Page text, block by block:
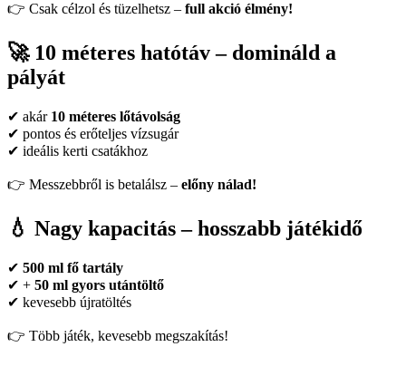
👉 Csak célzol és tüzelhetsz – full akció élmény!
🚀 10 méteres hatótáv – domináld a
pályát
✔ akár 10 méteres lőtávolság
✔ pontos és erőteljes vízsugár
✔ ideális kerti csatákhoz
👉 Messzebbről is betalálsz – előny nálad!
💧 Nagy kapacitás – hosszabb játékidő
✔ 500 ml fő tartály
✔ + 50 ml gyors utántöltő
✔ kevesebb újratöltés
👉 Több játék, kevesebb megszakítás!